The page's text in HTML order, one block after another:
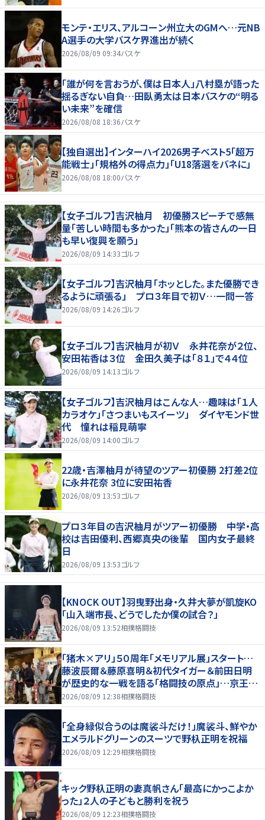
モンテ・エリス、アルコーン州立大のGMへ…元NB
A選手の大学バスケ界進出が続く
2026/08/09 09:34バスケ
「誰が何を言おうが、僕は日本人」八村塁が語った
揺るぎない自負…田臥勇太は日本バスケの“明る
い未来”を確信
2026/08/08 18:36バスケ
【独自選出】インターハイ2026男子ベスト5「超万
能戦士」「規格外の得点力」「U18落選をバネに」
2026/08/08 18:00バスケ
【女子ゴルフ】吉沢柚月 初優勝スピーチで感無
量「苦しい時間も多かった」「熊本の皆さんの一日
も早い復興を願う」
2026/08/09 14:33ゴルフ
【女子ゴルフ】吉沢柚月「ホッとした。また優勝でき
るように頑張る」 プロ３年目で初Ｖ…一問一答
2026/08/09 14:26ゴルフ
【女子ゴルフ】吉沢柚月が初Ｖ 永井花奈が２位、
安田祐香は３位 金田久美子は「８１」で４４位
2026/08/09 14:13ゴルフ
【女子ゴルフ】吉沢柚月はこんな人…趣味は「１人
カラオケ」「さつまいもスイーツ」 ダイヤモンド世
代 憧れは稲見萌寧
2026/08/09 14:00ゴルフ
22歳・吉澤柚月が待望のツアー初優勝 2打差2位
に永井花奈 3位に安田祐香
2026/08/09 13:53ゴルフ
プロ３年目の吉沢柚月がツアー初優勝 中学・高
校は吉田優利、西郷真央の後輩 国内女子最終
日
2026/08/09 13:53ゴルフ
【KNOCK OUT】羽曳野出身・久井大夢が凱旋KO
「山入端市長、どうでしたか僕の試合？」
2026/08/09 13:52相撲格闘技
「猪木×アリ」５０周年「メモリアル展」スタート…
藤波辰爾＆藤原喜明＆初代タイガー＆前田日明
が歴史的な一戦を語る「格闘技の原点」…京王プ
ラザホテルで３１日まで
2026/08/09 12:38相撲格闘技
「全身緑似合うのは魔裟斗だけ！」魔裟斗、鮮やか
エメラルドグリーンのスーツで野杁正明を祝福
2026/08/09 12:29相撲格闘技
キック野杁正明の妻真帆さん「最高にかっこよか
った」２人の子どもと勝利を祝う
2026/08/09 12:23相撲格闘技